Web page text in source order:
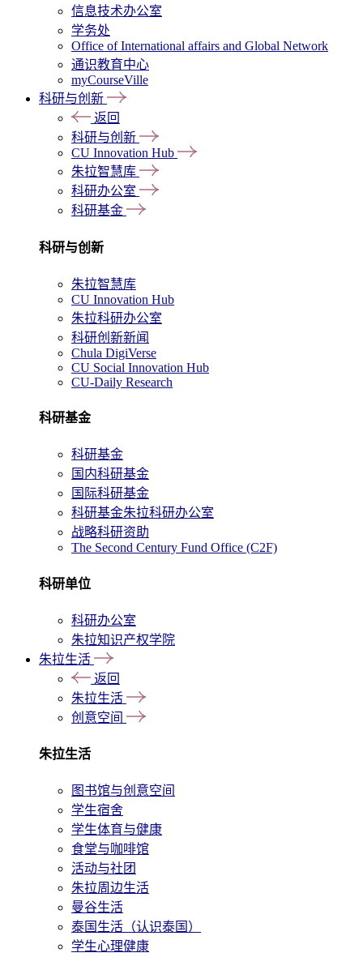
信息技术办公室
学务处
Office of International affairs and Global Network
通识教育中心
myCourseVille
科研与创新
返回
科研与创新
CU Innovation Hub
朱拉智慧库
科研办公室
科研基金
科研与创新
朱拉智慧库
CU Innovation Hub
朱拉科研办公室
科研创新新闻
Chula DigiVerse
CU Social Innovation Hub
CU-Daily Research
科研基金
科研基金
国内科研基金
国际科研基金
科研基金朱拉科研办公室
战略科研资助
The Second Century Fund Office (C2F)
科研单位
科研办公室
朱拉知识产权学院
朱拉生活
返回
朱拉生活
创意空间
朱拉生活
图书馆与创意空间
学生宿舍
学生体育与健康
食堂与咖啡馆
活动与社团
朱拉周边生活
曼谷生活
泰国生活（认识泰国）
学生心理健康